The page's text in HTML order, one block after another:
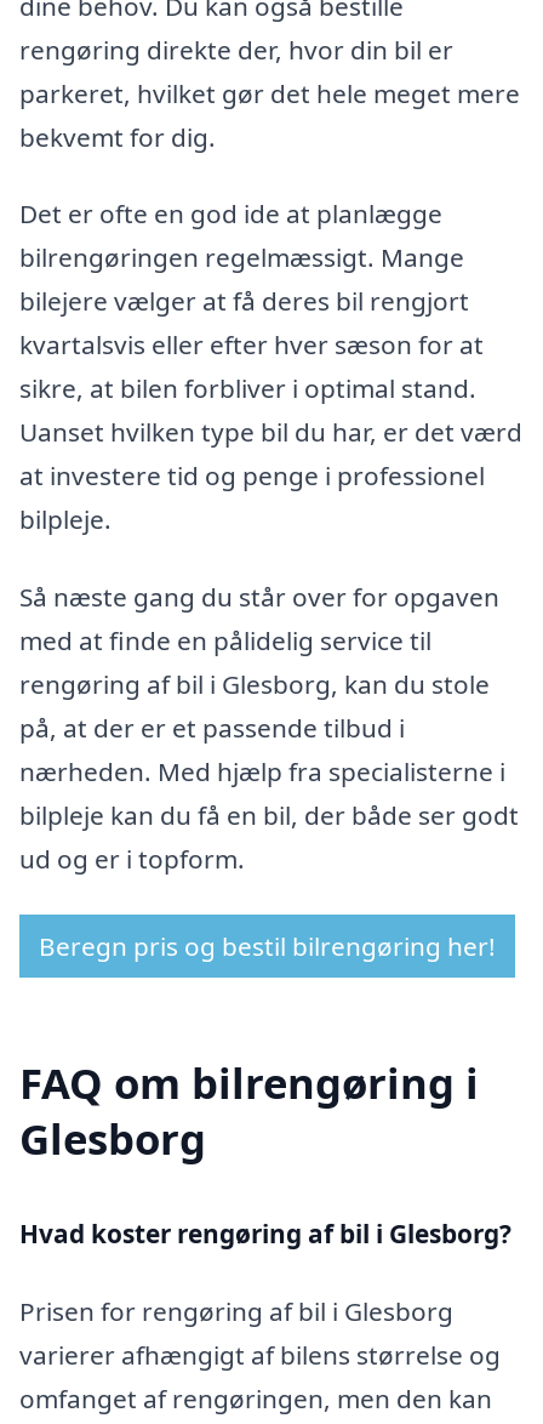
rengøring direkte der, hvor din bil er
parkeret, hvilket gør det hele meget mere
bekvemt for dig.
Det er ofte en god ide at planlægge
bilrengøringen regelmæssigt. Mange
bilejere vælger at få deres bil rengjort
kvartalsvis eller efter hver sæson for at
sikre, at bilen forbliver i optimal stand.
Uanset hvilken type bil du har, er det værd
at investere tid og penge i professionel
bilpleje.
Så næste gang du står over for opgaven
med at finde en pålidelig service til
rengøring af bil i Glesborg, kan du stole
på, at der er et passende tilbud i
nærheden. Med hjælp fra specialisterne i
bilpleje kan du få en bil, der både ser godt
ud og er i topform.
Beregn pris og bestil bilrengøring her!
FAQ om bilrengøring i
Glesborg
Hvad koster rengøring af bil i Glesborg?
Prisen for rengøring af bil i Glesborg
varierer afhængigt af bilens størrelse og
omfanget af rengøringen, men den kan